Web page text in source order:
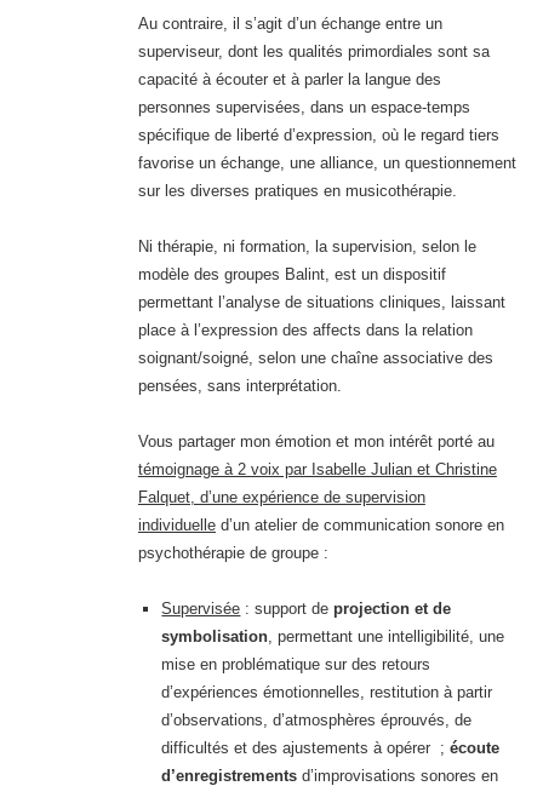
Au contraire, il s’agit d’un échange entre un
superviseur, dont les qualités primordiales sont sa
capacité à écouter et à parler la langue des
personnes supervisées, dans un espace-temps
spécifique de liberté d’expression, où le regard tiers
favorise un échange, une alliance, un questionnement
sur les diverses pratiques en musicothérapie.
Ni thérapie, ni formation, la supervision, selon le
modèle des groupes Balint, est un dispositif
permettant l’analyse de situations cliniques, laissant
place à l’expression des affects dans la relation
soignant/soigné, selon une chaîne associative des
pensées, sans interprétation.
Vous partager mon émotion et mon intérêt porté au
témoignage à 2 voix par Isabelle Julian et Christine
Falquet, d’une expérience de supervision
individuelled’un atelier de communication sonore en
psychothérapie de groupe :
Supervisée : support deprojection et de
symbolisation , permettant une intelligibilité, une
mise en problématique sur des retours
d’expériences émotionnelles, restitution à partir
d’observations, d’atmosphères éprouvés, de
difficultés et des ajustements à opérer ;écoute
d’enregistrements d’improvisations sonores en